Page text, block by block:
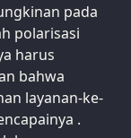
pada
polarisasi
harus
bahwa
layanan-ke-
.